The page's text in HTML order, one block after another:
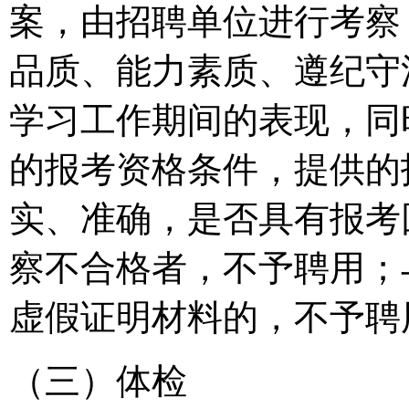
案，由招聘单位进行考
品质、能力素质、遵纪
学习工作期间的表现，
的报考资格条件，提供
实、准确，是否具有报
察不合格者，不予聘用
虚假证明材料的，不予
（三）体检